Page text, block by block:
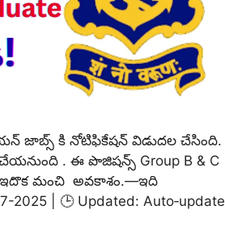
జాబ్స్ కి నోటిఫికేషన్ విడుదల చేసింది.
చేయనుంది . ఈ పొజిషన్స్ Group B & C
ఇదొక మంచి అవకాశం.—ఇది
2025 | 🕒 Updated: Auto‑update